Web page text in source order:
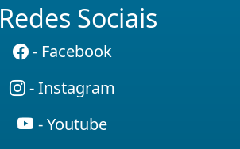
Redes Sociais
- Facebook
- Instagram
- Youtube